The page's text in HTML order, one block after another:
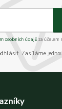
osobních údajůza účelem
Zasíláme